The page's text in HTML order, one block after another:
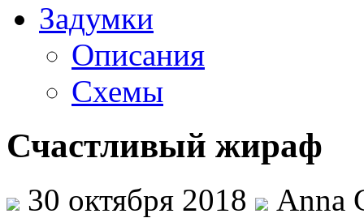
Задумки
Описания
Схемы
Счастливый жираф
30 октября 2018 Anna